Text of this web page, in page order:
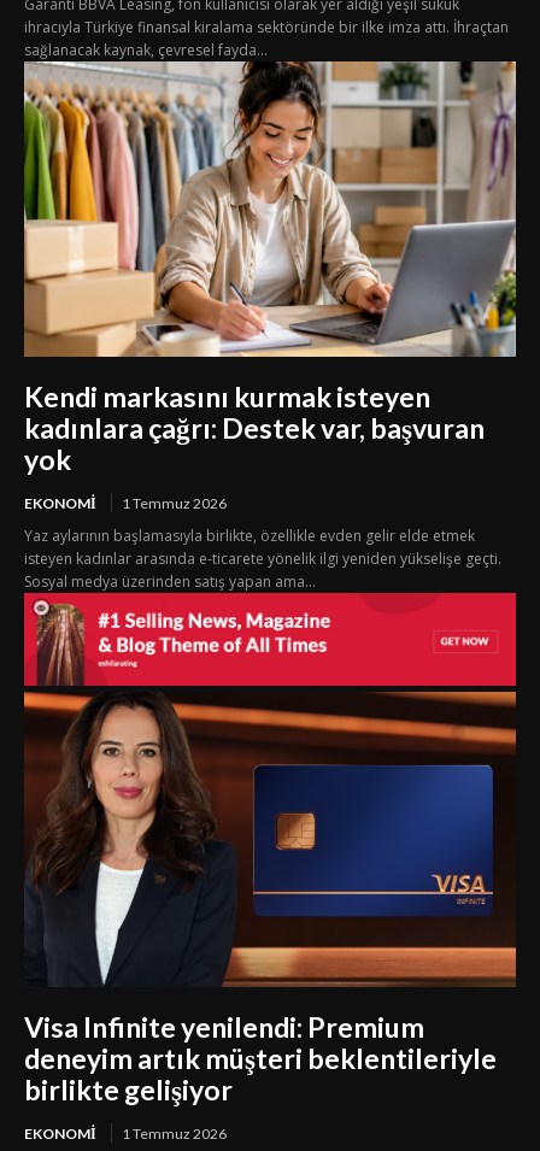
Garanti BBVA Leasing, fon kullanıcısı olarak yer aldığı yeşil sukuk
ihracıyla Türkiye finansal kiralama sektöründe bir ilke imza attı. İhraçtan
sağlanacak kaynak, çevresel fayda...
Kendi markasını kurmak isteyen
kadınlara çağrı: Destek var, başvuran
yok
EKONOMI 1 Temmuz 2026
Yaz aylarının başlamasıyla birlikte, özellikle evden gelir elde etmek
isteyen kadınlar arasında e-ticarete yönelik ilgi yeniden yükselişe geçti.
Sosyal medya üzerinden satış yapan ama...
Visa Infinite yenilendi: Premium
deneyim artık müşteri beklentileriyle
birlikte gelişiyor
EKONOMI 1 Temmuz 2026